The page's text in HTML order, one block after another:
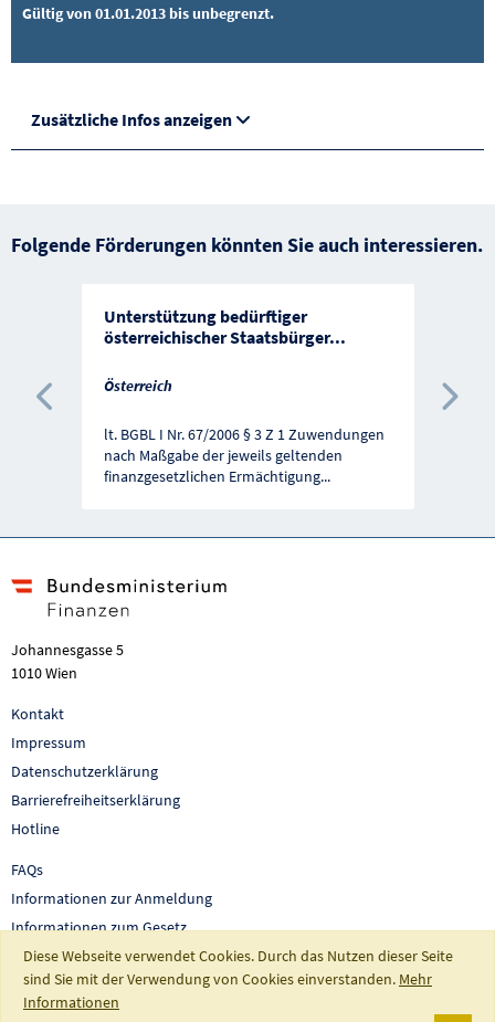
Gültig von 01.01.2013 bis unbegrenzt.
Zusätzliche Infos anzeigen
Folgende Förderungen könnten Sie auch interessieren.
Unterstützung bedürftiger
österreichischer Staatsbürger...
Österreich
lt. BGBL I Nr. 67/2006 § 3 Z 1 Zuwendungen
nach Maßgabe der jeweils geltenden
finanzgesetzlichen Ermächtigung...
Vorherige Förderung
Johannesgasse 5
1010 Wien
Kontakt
Impressum
Datenschutzerklärung
Barrierefreiheitserklärung
Hotline
FAQs
Informationen zur Anmeldung
Informationen zum Gesetz
Auswertungen und Berichte
So fördert Österreich
Diese Webseite verwendet Cookies. Durch das Nutzen dieser Seite
sind Sie mit der Verwendung von Cookies einverstanden. Mehr
Informationen